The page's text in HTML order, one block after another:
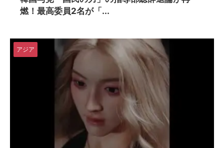
燃！最高委員2名が「...
アジア